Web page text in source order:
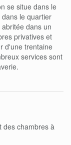
se situe dans le
le quartier
dans un
privatives et
d'une trentaine
services sont
des chambres à